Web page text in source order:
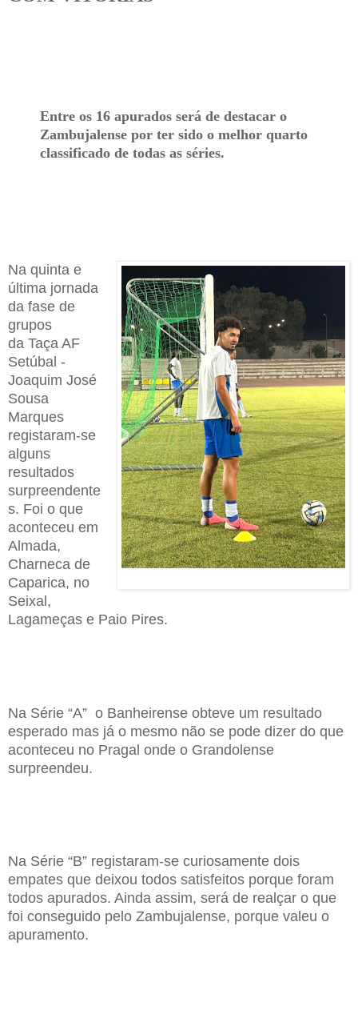
Entre os 16 apurados será de destacar o
Zambujalense por ter sido o melhor quarto
classificado de todas as séries.
Na quinta e
última jornada
da fase de
grupos
da Taça AF
Setúbal -
Joaquim José
Sousa
Marques
registaram-se
alguns
resultados
surpreendente
s. Foi o que
aconteceu em
Almada,
Charneca de
Caparica, no
Seixal,
Lagameças e Paio Pires.
Na Série “A” o Banheirense obteve um resultado
esperado mas já o mesmo não se pode dizer do que
aconteceu no Pragal onde o Grandolense
surpreendeu.
Na Série “B” registaram-se curiosamente dois
empates que deixou todos satisfeitos porque foram
todos apurados. Ainda assim, será de realçar o que
foi conseguido pelo Zambujalense, porque valeu o
apuramento.